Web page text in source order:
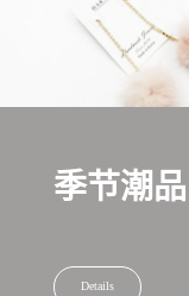
季节潮品
Details